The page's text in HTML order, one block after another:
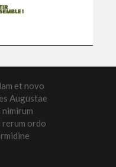
et novo
Augustae
rerum ordo